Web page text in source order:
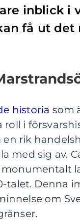
inblick i
få ut det
historia som
roll i
rik
med sig av.
talet. Denna
om